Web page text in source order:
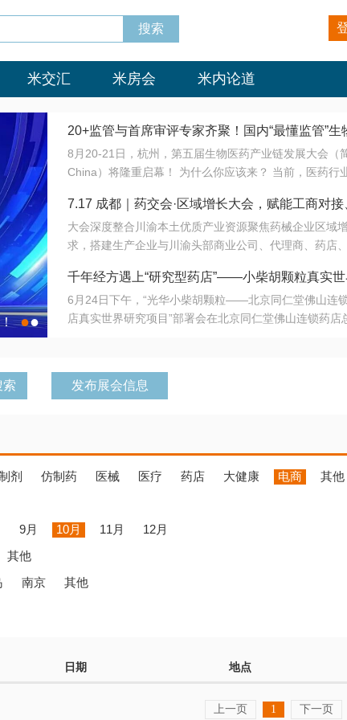
米交汇 米房会 米内论道
7.17 成都｜药交会·区域增长大会，赋能工商对接、
●●
20+监管与首席审评专家齐聚！国内“最懂监管”生
会8月开幕！
8月20-21日，杭州，第五届生物医药产业链发展大会（
China）将隆重启幕！ 为什么你应该来？ 当前，医药行
法正重新定义研发效率；另一端是创新药“最后一公里”的
难题，呼唤更成熟的产业生态。 同质化“内卷”已无出路
同与出海能力建设才是破局关键。 本届大会以 “重构生
算力突围；从中药创新、复杂药物制剂、CGT、多肽与
术攻坚，到CDMO的柔性智造。 我们致力于打破壁垒，
室”与“生产线”、“研发端”与“支付端”深度对话，更让监管
7.17 成都｜药交会·区域增长大会，赋能工商对接
营
大会深度整合川渝本土优质产业资源聚焦药械企业区域
求，搭建生产企业与川渝头部商业公司、代理商、药店
域增量份额夯实西南市场战略布局
千年经方遇上“研究型药店”——小柴胡颗粒真实
目在北京同仁堂佛山连锁启动
6月24日下午，“光华小柴胡颗粒——北京同仁堂佛山连
店真实世界研究项目”部署会在北京同仁堂佛山连锁药店
发布展会信息
剂 仿制药 医械 医疗 药店 大健康 电商
其他
9月 10月 11月
12月
其他
南京
其他
日期 地点
上一页 1 下一页